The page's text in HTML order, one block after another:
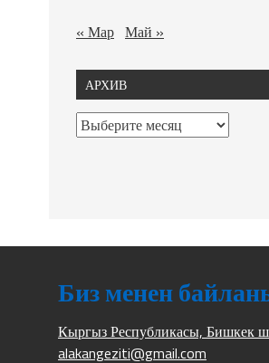
« Мар Май »
АРХИВ
Биз менен
Кыргыз Республикасы, Бишкек
alakangeziti@gmail.com